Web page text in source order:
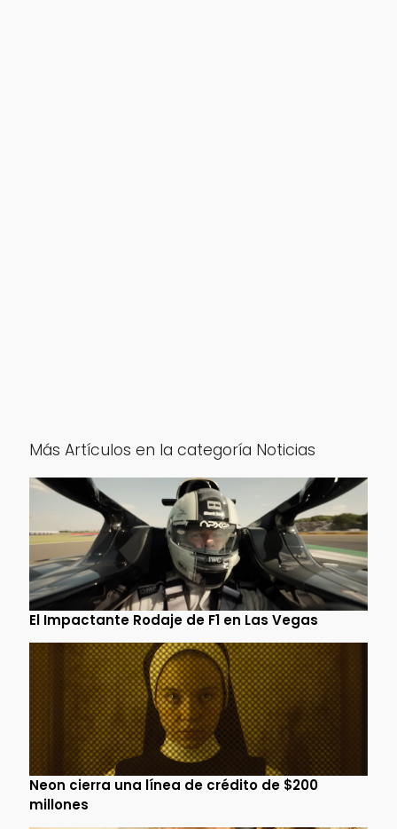
Más Artículos en la categoría Noticias
El Impactante Rodaje de F1 en Las Vegas
Neon cierra una línea de crédito de $200
millones